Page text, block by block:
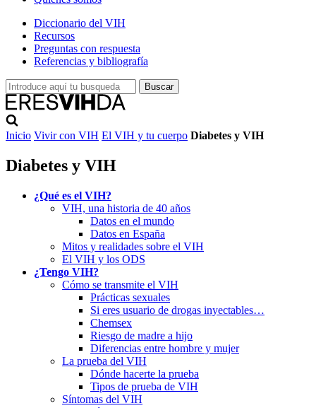
Diccionario del VIH
Recursos
Preguntas con respuesta
Referencias y bibliografía
Inicio Vivir con VIH El VIH y tu cuerpo Diabetes y VIH
Diabetes y VIH
¿Qué es el VIH?
VIH, una historia de 40 años
Datos en el mundo
Datos en España
Mitos y realidades sobre el VIH
El VIH y los ODS
¿Tengo VIH?
Cómo se transmite el VIH
Prácticas sexuales
Si eres usuario de drogas inyectables…
Chemsex
Riesgo de madre a hijo
Diferencias entre hombre y mujer
La prueba del VIH
Dónde hacerte la prueba
Tipos de prueba de VIH
Síntomas del VIH